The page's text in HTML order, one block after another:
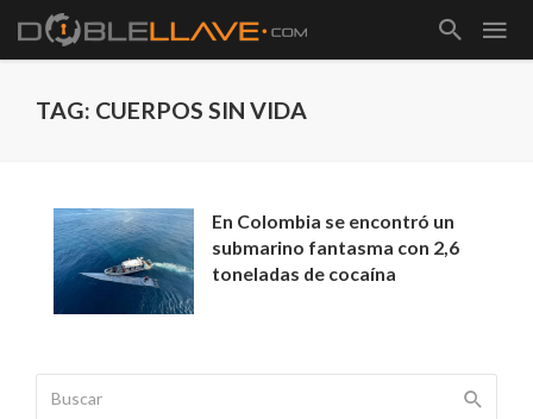
TAG: CUERPOS SIN VIDA
En Colombia se encontró un
submarino fantasma con 2,6
toneladas de cocaína